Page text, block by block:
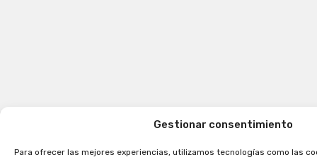
Gestionar consentimiento
Para ofrecer las mejores experiencias, utilizamos tecnologías como las